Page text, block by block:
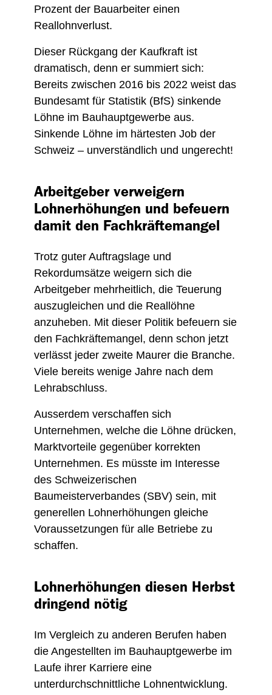
Prozent der Bauarbeiter einen
Reallohnverlust.
Dieser Rückgang der Kaufkraft ist
dramatisch, denn er summiert sich:
Bereits zwischen 2016 bis 2022 weist das
Bundesamt für Statistik (BfS) sinkende
Löhne im Bauhauptgewerbe aus.
Sinkende Löhne im härtesten Job der
Schweiz – unverständlich und ungerecht!
Arbeitgeber verweigern
Lohnerhöhungen und befeuern
damit den Fachkräftemangel
Trotz guter Auftragslage und
Rekordumsätze weigern sich die
Arbeitgeber mehrheitlich, die Teuerung
auszugleichen und die Reallöhne
anzuheben. Mit dieser Politik befeuern sie
den Fachkräftemangel, denn schon jetzt
verlässt jeder zweite Maurer die Branche.
Viele bereits wenige Jahre nach dem
Lehrabschluss.
Ausserdem verschaffen sich
Unternehmen, welche die Löhne drücken,
Marktvorteile gegenüber korrekten
Unternehmen. Es müsste im Interesse
des Schweizerischen
Baumeisterverbandes (SBV) sein, mit
generellen Lohnerhöhungen gleiche
Voraussetzungen für alle Betriebe zu
schaffen.
Lohnerhöhungen diesen Herbst
dringend nötig
Im Vergleich zu anderen Berufen haben
die Angestellten im Bauhauptgewerbe im
Laufe ihrer Karriere eine
unterdurchschnittliche Lohnentwicklung.